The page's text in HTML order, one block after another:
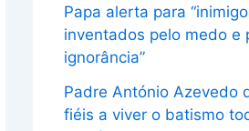
Papa alerta para
inventados pelo medo e
ignorância”
Padre António Azevedo
fiéis a viver o batismo